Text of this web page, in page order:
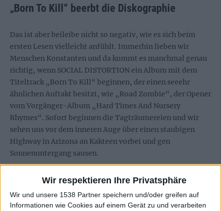
Wir respektieren Ihre Privatsphäre
Wir und unsere 1538 Partner speichern und/oder greifen auf
Informationen wie Cookies auf einem Gerät zu und verarbeiten
„Born To Kill“ beerbt die Diskographie
Das ist aber beileibe nicht so negativ, wie es sich beim
ersten Lesen vielleicht anfühlt. Immerhin lieben wir
Menschen Konstanten und da kommt es manchmal genau
richtig, wenn SOCIAL DISTORTION ein Album mit dem
Titeltrack „Born To Kill“ beginnen, der einen seeehr
ähnlichen Auftakt besitzt, wie „Road Zombie“, der Opener
vom Vorgänger-Album „Hard Times And Nursery
Rhymes“. Sofort beginnen die Tagträumereien und wir
sehen uns vor dem inneren Auge über einen staubigen
Highway in Arizona an Kakteen vorbei und gen
Sonnenuntergang sausen.
SOCIAL DISTORTION sind Gewohnheitstiere
Ähnlich wie der Leopard, der das Cover von „Born To Kill“